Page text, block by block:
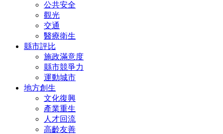
公共安全
觀光
交通
醫療衛生
縣市評比
施政滿意度
縣市競爭力
運動城市
地方創生
文化復興
產業重生
人才回流
高齡友善